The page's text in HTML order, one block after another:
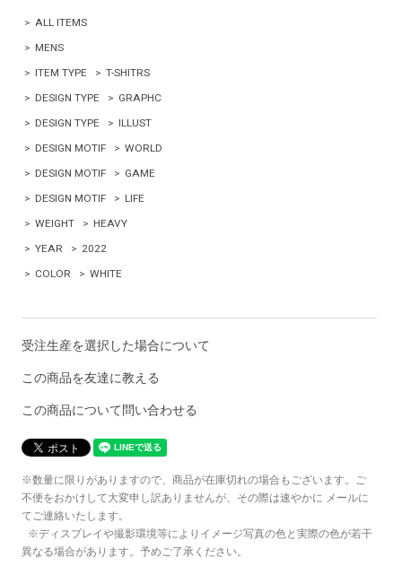
> ALL ITEMS
> MENS
> ITEM TYPE > T-SHITRS
> DESIGN TYPE > GRAPHC
> DESIGN TYPE > ILLUST
> DESIGN MOTIF > WORLD
> DESIGN MOTIF > GAME
> DESIGN MOTIF > LIFE
> WEIGHT > HEAVY
> YEAR > 2022
> COLOR > WHITE
受注生産を選択した場合について
この商品を友達に教える
この商品について問い合わせる
※数量に限りがありますので、商品が在庫切れの場合もございます。ご
不便をおかけして大変申し訳ありませんが、その際は速やかに メールに
てご連絡いたします。
※ディスプレイや撮影環境等によりイメージ写真の色と実際の色が若干
異なる場合があります。予めご了承ください。